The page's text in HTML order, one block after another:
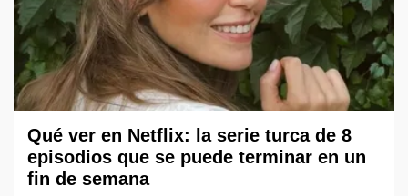
Qué ver en Netflix: la serie turca de 8
episodios que se puede terminar en un
fin de semana